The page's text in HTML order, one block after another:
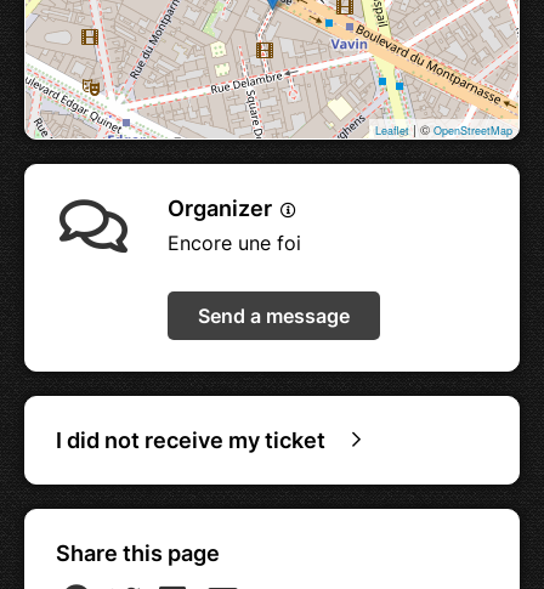
Leaflet| © OpenStreetMap
Organizer
Encore une foi
Send a message
I did not receive my ticket
Share this page